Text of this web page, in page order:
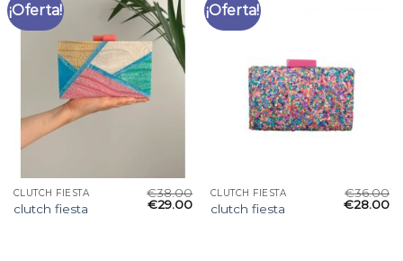
¡Oferta!
CLUTCH FIESTA
clutch fiesta
€38.00
€29.00
¡Oferta!
CLUTCH FIESTA
clutch fiesta
€36.00
€28.00